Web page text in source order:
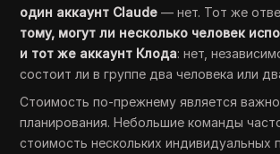
один аккаунт Claude — нет. Тот же
тому, могут ли несколько человек
и тот же аккаунт Клода: нет,
состоит ли в группе два человека или
Стоимость по-прежнему является
планирования. Небольшие команды
стоимость нескольких индивидуальных